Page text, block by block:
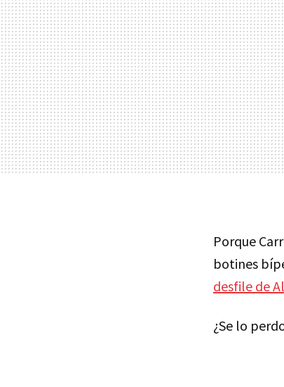
Porque
botines
desfile de
¿Se lo